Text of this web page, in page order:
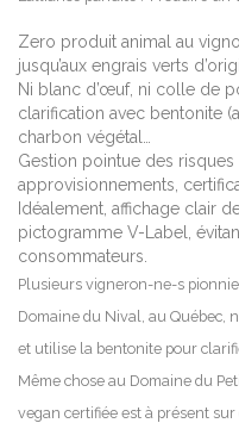
Zero produit animal au
jusqu’aux engrais verts
Ni blanc d’œuf, ni colle de
clarification avec bentonite
charbon végétal…
Gestion pointue des risques
approvisionnements,
Idéalement, affichage clair
pictogramme V-Label,
consommateurs.
Plusieurs vigneron-ne-s
Domaine du Nival, au Québec,
et utilise la bentonite pour
Même chose au Domaine du
vegan certifiée est à présent